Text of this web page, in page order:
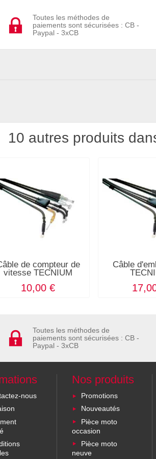
Toutes les méthodes de
paiements sont sécurisées : CB -
Paypal - 3xCB
10 autres produits
de compteur de
vitesse TECNIUM
10,00 €
Câble
Toutes les méthodes de
paiements sont sécurisées : CB -
Paypal - 3xCB
nous
Nos produits
Promotions
Nouveautés
Pièce moto
occasion
Pièce moto
neuve